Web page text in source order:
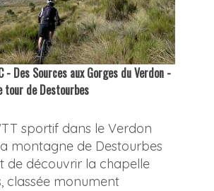
- Des Sources aux Gorges du Verdon -
tour de Destourbes
sportif dans le Verdon
montagne de Destourbes
de découvrir la chapelle
classée monument